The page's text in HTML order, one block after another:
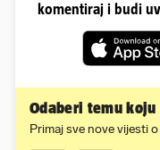
komentiraj i budi
Odaberi temu
Primaj sve nove vijesti